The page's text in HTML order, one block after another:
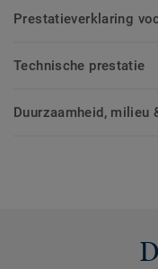
Prestatieverklaring
Technische prestatie
Duurzaamheid,